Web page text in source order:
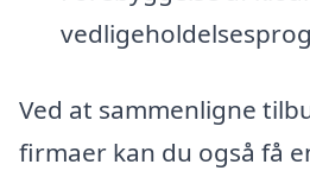
Ved at sammenligne
firmaer kan du også få